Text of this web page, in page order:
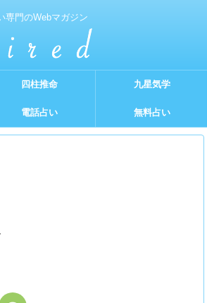
専門のWebマガジン
四柱推命 九星気学
電話占い 無料占い